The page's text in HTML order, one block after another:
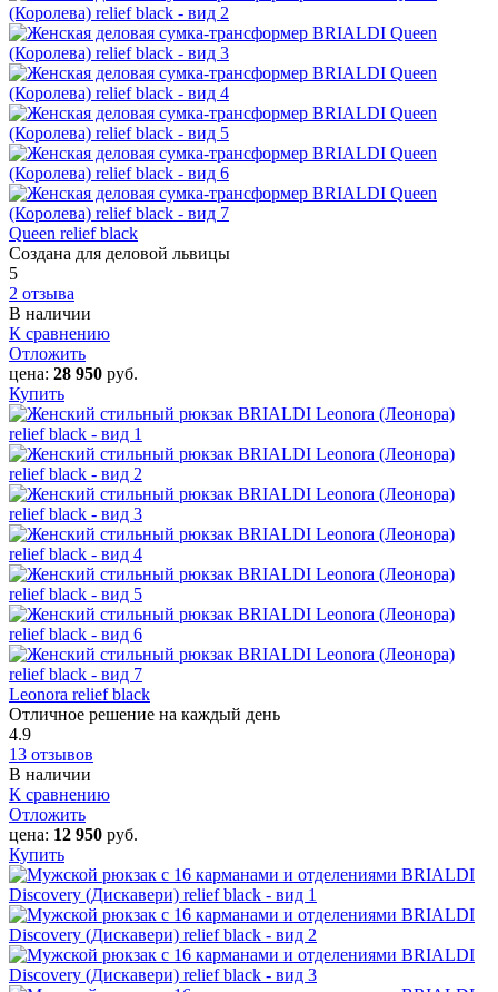
Queen relief black
Создана для деловой львицы
5
2 отзыва
В наличии
К сравнению
Отложить
цена: 28 950 руб.
Купить
Leonora relief black
Отличное решение на каждый день
4.9
13 отзывов
В наличии
К сравнению
Отложить
цена: 12 950 руб.
Купить